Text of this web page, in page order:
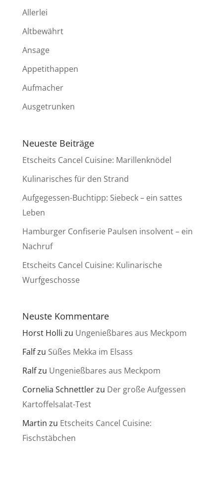
Allerlei
Altbewährt
Ansage
Appetithappen
Aufmacher
Ausgetrunken
Neueste Beiträge
Etscheits Cancel Cuisine: Marillenknödel
Kulinarisches für den Strand
Aufgegessen-Buchtipp: Siebeck – ein sattes
Leben
Hamburger Confiserie Paulsen insolvent – ein
Nachruf
Etscheits Cancel Cuisine: Kulinarische
Wurfgeschosse
Neuste Kommentare
Horst Holli zu Ungenießbares aus Meckpom
Falfzu Süßes Mekka im Elsass
Ralfzu Ungenießbares aus Meckpom
Cornelia Schnettlerzu Der große Aufgessen
Kartoffelsalat-Test
Martin zu Etscheits Cancel Cuisine:
Fischstäbchen